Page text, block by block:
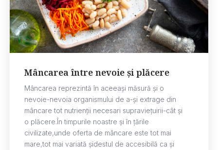
Mâncarea între nevoie și plăcere
Mâncarea reprezintă în aceeași măsură și o
nevoie-nevoia organismului de a-și extrage din
mâncare tot nutrienții necesari supraviețuirii-cât și
o plăcere.În timpurile noastre și în țările
civilizate,unde oferta de mâncare este tot mai
mare,tot mai variată șidestul de accesibilă ca și